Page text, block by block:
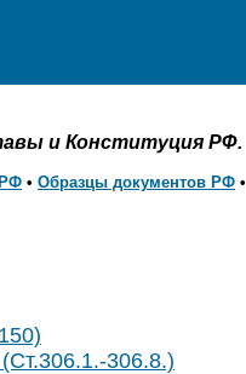
и Конституция РФ.
РФ • Образцы документов РФ •
306.8.)